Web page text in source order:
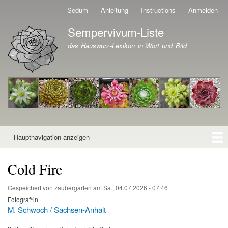
Direkt
zum
Inhalt
Sedum Anleitung Instructions Anmelden
Branding der Website
Sempervivum-Liste
das Hauswurz-Lexikon in Wort und Bild
Hauptnavigation
— Hauptnavigation anzeigen
Cold Fire
Gespeichert von zaubergarten am Sa., 04.07.2026 - 07:46
Fotograf*in
M. Schwoch / Sachsen-Anhalt